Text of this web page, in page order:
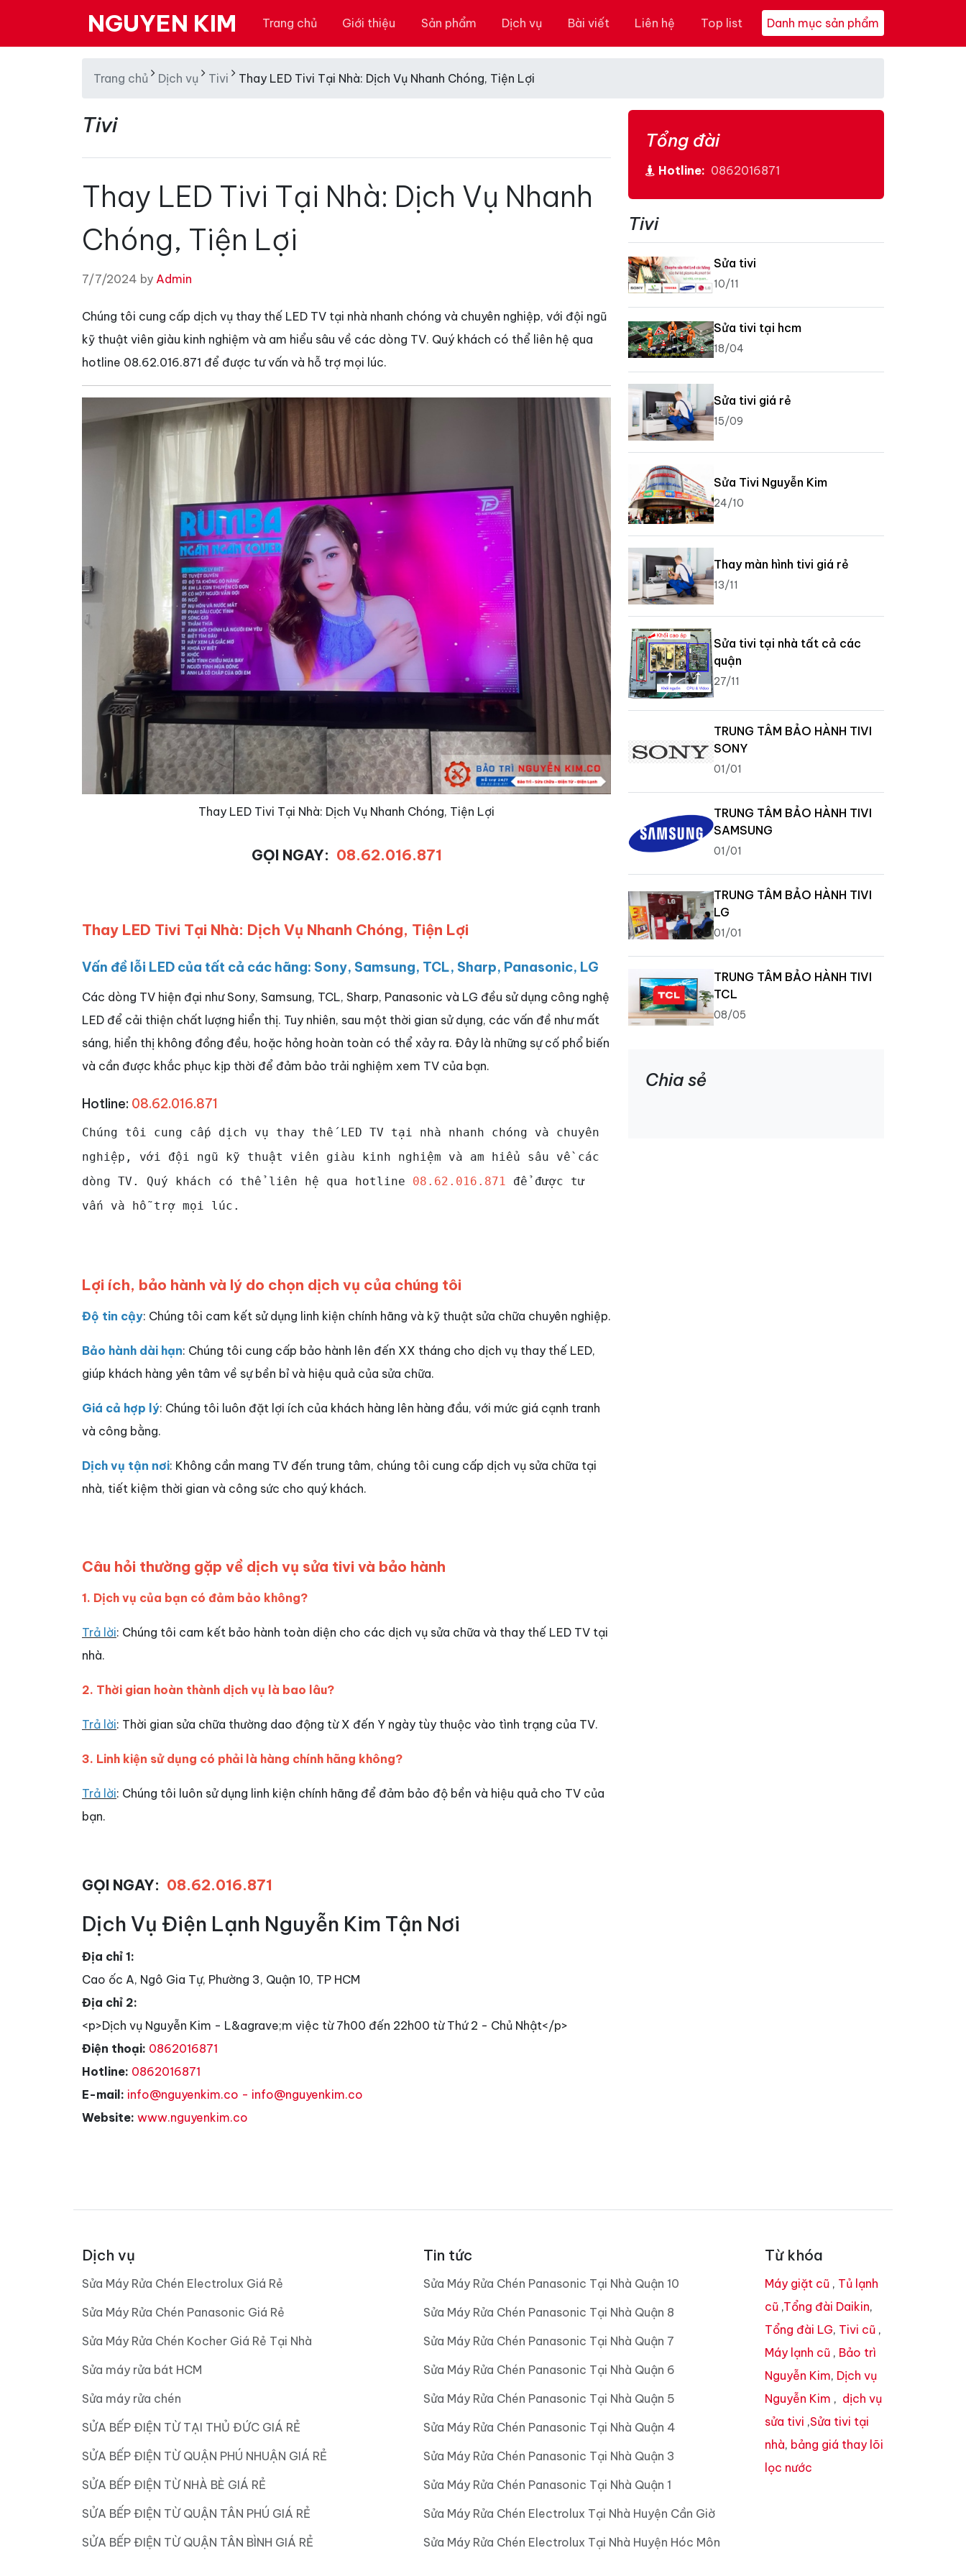
NGUYEN KIM Trang chủ Giới thiệu Sản phẩm Dịch vụ Bài viết Liên hệ Top list Danh mục sản phẩm
Trang chủ Dịch vụ Tivi Thay LED Tivi Tại Nhà: Dịch Vụ Nhanh Chóng, Tiện Lợi
Tivi
Thay LED Tivi Tại Nhà: Dịch Vụ Nhanh
Chóng, Tiện Lợi
7/7/2024 by Admin
Chúng tôi cung cấp dịch vụ thay thế LED TV tại nhà nhanh chóng và chuyên nghiệp, với đội ngũ
kỹ thuật viên giàu kinh nghiệm và am hiểu sâu về các dòng TV. Quý khách có thể liên hệ qua
hotline 08.62.016.871 để được tư vấn và hỗ trợ mọi lúc.
Thay LED Tivi Tại Nhà: Dịch Vụ Nhanh Chóng, Tiện Lợi
GỌI NGAY: 08.62.016.871
Thay LED Tivi Tại Nhà: Dịch Vụ Nhanh Chóng, Tiện Lợi
Vấn đề lỗi LED của tất cả các hãng: Sony, Samsung, TCL, Sharp, Panasonic, LG
Các dòng TV hiện đại như Sony, Samsung, TCL, Sharp, Panasonic và LG đều sử dụng công nghệ
LED để cải thiện chất lượng hiển thị. Tuy nhiên, sau một thời gian sử dụng, các vấn đề như mất
sáng, hiển thị không đồng đều, hoặc hỏng hoàn toàn có thể xảy ra. Đây là những sự cố phổ biến
và cần được khắc phục kịp thời để đảm bảo trải nghiệm xem TV của bạn.
Hotline: 08.62.016.871
Chúng tôi cung cấp dịch vụ thay thế LED TV tại nhà nhanh chóng và chuyên
nghiệp, với đội ngũ kỹ thuật viên giàu kinh nghiệm và am hiểu sâu về các
dòng TV. Quý khách có thể liên hệ qua hotline 08.62.016.871 để được tư
vấn và hỗ trợ mọi lúc.
Lợi ích, bảo hành và lý do chọn dịch vụ của chúng tôi
Độ tin cậy: Chúng tôi cam kết sử dụng linh kiện chính hãng và kỹ thuật sửa chữa chuyên nghiệp.
Bảo hành dài hạn: Chúng tôi cung cấp bảo hành lên đến XX tháng cho dịch vụ thay thế LED,
giúp khách hàng yên tâm về sự bền bỉ và hiệu quả của sửa chữa.
Giá cả hợp lý: Chúng tôi luôn đặt lợi ích của khách hàng lên hàng đầu, với mức giá cạnh tranh
và công bằng.
Dịch vụ tận nơi: Không cần mang TV đến trung tâm, chúng tôi cung cấp dịch vụ sửa chữa tại
nhà, tiết kiệm thời gian và công sức cho quý khách.
Câu hỏi thường gặp về dịch vụ sửa tivi và bảo hành
1. Dịch vụ của bạn có đảm bảo không?
Trả lời: Chúng tôi cam kết bảo hành toàn diện cho các dịch vụ sửa chữa và thay thế LED TV tại
nhà.
2. Thời gian hoàn thành dịch vụ là bao lâu?
Trả lời: Thời gian sửa chữa thường dao động từ X đến Y ngày tùy thuộc vào tình trạng của TV.
3. Linh kiện sử dụng có phải là hàng chính hãng không?
Trả lời: Chúng tôi luôn sử dụng linh kiện chính hãng để đảm bảo độ bền và hiệu quả cho TV của
bạn.
GỌI NGAY: 08.62.016.871
Dịch Vụ Điện Lạnh Nguyễn Kim Tận Nơi
Địa chỉ 1:
Cao ốc A, Ngô Gia Tự, Phường 3, Quận 10, TP HCM
Địa chỉ 2:
<p>Dịch vụ Nguyễn Kim - L&agrave;m việc từ 7h00 đến 22h00 từ Thứ 2 - Chủ Nhật</p>
Điện thoại: 0862016871
Hotline: 0862016871
E-mail: info@nguyenkim.co - info@nguyenkim.co
Website: www.nguyenkim.co
Tổng đài
Hotline: 0862016871
Tivi
Sửa tivi
10/11
Sửa tivi tại hcm
18/04
Sửa tivi giá rẻ
15/09
Sửa Tivi Nguyễn Kim
24/10
Thay màn hình tivi giá rẻ
13/11
Sửa tivi tại nhà tất cả các
quận
27/11
TRUNG TÂM BẢO HÀNH TIVI
SONY
01/01
TRUNG TÂM BẢO HÀNH TIVI
SAMSUNG
01/01
TRUNG TÂM BẢO HÀNH TIVI
LG
01/01
TRUNG TÂM BẢO HÀNH TIVI
TCL
08/05
Chia sẻ
Dịch vụ
Sửa Máy Rửa Chén Electrolux Giá Rẻ
Sửa Máy Rửa Chén Panasonic Giá Rẻ
Sửa Máy Rửa Chén Kocher Giá Rẻ Tại Nhà
Sửa máy rửa bát HCM
Sửa máy rửa chén
SỬA BẾP ĐIỆN TỪ TẠI THỦ ĐỨC GIÁ RẺ
SỬA BẾP ĐIỆN TỪ QUẬN PHÚ NHUẬN GIÁ RẺ
SỬA BẾP ĐIỆN TỪ NHÀ BÈ GIÁ RẺ
SỬA BẾP ĐIỆN TỪ QUẬN TÂN PHÚ GIÁ RẺ
SỬA BẾP ĐIỆN TỪ QUẬN TÂN BÌNH GIÁ RẺ
Tin tức
Sửa Máy Rửa Chén Panasonic Tại Nhà Quận 10
Sửa Máy Rửa Chén Panasonic Tại Nhà Quận 8
Sửa Máy Rửa Chén Panasonic Tại Nhà Quận 7
Sửa Máy Rửa Chén Panasonic Tại Nhà Quận 6
Sửa Máy Rửa Chén Panasonic Tại Nhà Quận 5
Sửa Máy Rửa Chén Panasonic Tại Nhà Quận 4
Sửa Máy Rửa Chén Panasonic Tại Nhà Quận 3
Sửa Máy Rửa Chén Panasonic Tại Nhà Quận 1
Sửa Máy Rửa Chén Electrolux Tại Nhà Huyện Cần Giờ
Sửa Máy Rửa Chén Electrolux Tại Nhà Huyện Hóc Môn
Từ khóa
Máy giặt cũ , Tủ lạnh
cũ ,Tổng đài Daikin,
Tổng đài LG, Tivi cũ ,
Máy lạnh cũ , Bảo trì
Nguyễn Kim, Dịch vụ
Nguyễn Kim , dịch vụ
sửa tivi ,Sửa tivi tại
nhà, bảng giá thay lõi
lọc nước